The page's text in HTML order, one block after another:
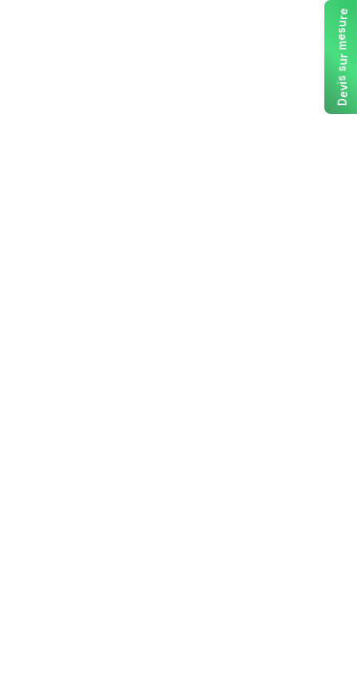
D
e
v
i
s
s
u
r
m
e
s
u
r
e